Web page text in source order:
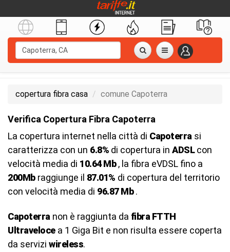
copertura fibra casa comune Capoterra
Verifica Copertura Fibra Capoterra
La copertura internet nella città di Capoterra si
caratterizza con un 6.8% di copertura in ADSLcon
velocità media di 10.64 Mb, la fibra eVDSL fino a
200Mbraggiunge il 87.01% di copertura del territorio
con velocità media di 96.87 Mb.
Capoterra non è raggiunta da fibra FTTH
Ultravelocea 1 Giga Bit e non risulta essere coperta
da servizi wireless.